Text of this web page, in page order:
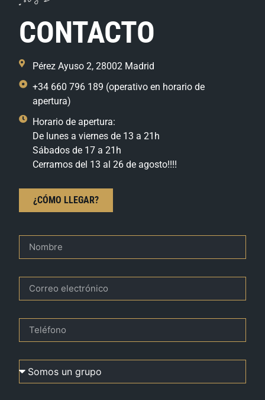
CONTACTO
Pérez Ayuso 2, 28002 Madrid
+34 660 796 189 (operativo en horario de
apertura)
Horario de apertura:
De lunes a viernes de 13 a 21h
Sábados de 17 a 21h
Cerramos del 13 al 26 de agosto!!!!
¿CÓMO LLEGAR?